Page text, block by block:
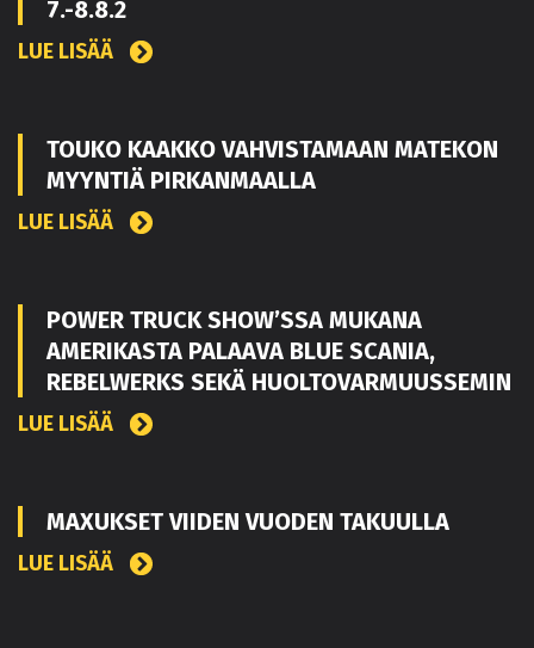
7.-8.8.2
LUE LISÄÄ
TOUKO KAAKKO VAHVISTAMAAN MATEKON
MYYNTIÄ PIRKANMAALLA
LUE LISÄÄ
POWER TRUCK SHOW’SSA MUKANA
AMERIKASTA PALAAVA BLUE SCANIA,
REBELWERKS SEKÄ HUOLTOVARMUUSSEMIN
LUE LISÄÄ
MAXUKSET VIIDEN VUODEN TAKUULLA
LUE LISÄÄ